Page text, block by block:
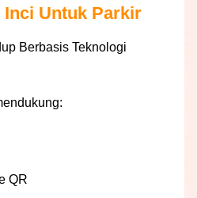
Inci Untuk Parkir
Berbasis Teknologi
QR